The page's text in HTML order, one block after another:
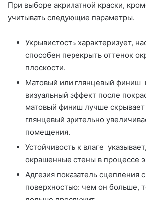
При выборе акрилатной краски,
учитывать следующие параметры.
Укрывистость характеризует,
способен перекрыть оттенок
плоскости.
Матовый или глянцевый финиш
визуальный эффект после
матовый финиш лучше
глянцевый зрительно
помещения.
Устойчивость к влаге
окрашенные стены в процессе
Адгезия показатель сцепления с
поверхностью: чем он больше,